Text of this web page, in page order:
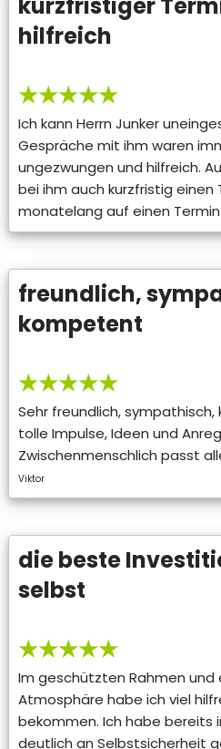
hilfreich
★★★★★
Ich kann Herrn Junker
Gespräche mit ihm waren
ungezwungen und hilfreich.
bei ihm auch kurzfristig einen
monatelang auf einen
freundlich,
kompetent
★★★★★
Sehr freundlich,
tolle Impulse, Ideen und
Zwischenmenschlich passt
Viktor
die beste
selbst
★★★★★
Im geschützten Rahmen und
Atmosphäre habe ich viel
bekommen. Ich habe bereits
deutlich an Selbstsicherheit